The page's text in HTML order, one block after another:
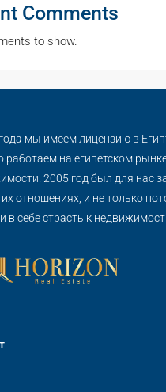
Comments
to show.
мы имеем лицензию в
работаем на египетском
2005 год был для нас
отношениях, и не только
в себе страсть к